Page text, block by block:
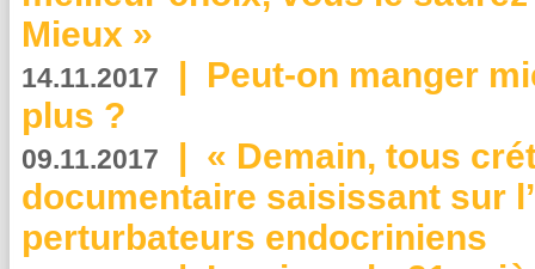
Mieux »
14.11.2017 | Peut-on manger
plus ?
09.11.2017 | « Demain, tous
documentaire saisissant sur
perturbateurs endocriniens